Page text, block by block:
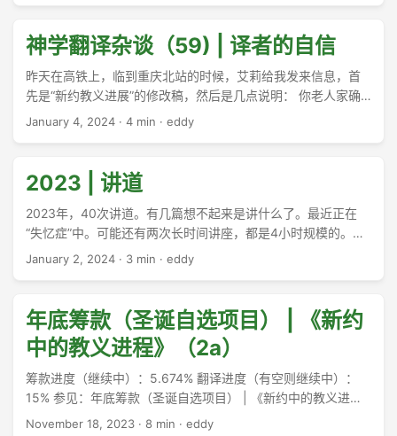
...
神学翻译杂谈（59) | 译者的自信
昨天在高铁上，临到重庆北站的时候，艾莉给我发来信息，首
先是“新约教义进展”的修改稿，然后是几点说明： 你老人家确
实是资深译者，文字行云流水，天花不乱坠。佩服…… 我的做
遗憾是，这个稿子竟然跨年了。 我对着屏幕理解了半天，回她
说，“好紧张呀。刚下火车，差点心肌梗塞。看来这是夸我呀。”
...
January 4, 2024 · 4 min · eddy
2023 | 讲道
2023年，40次讲道。有几篇想不起来是讲什么了。最近正在
“失忆症”中。可能还有两次长时间讲座，都是4小时规模的。在
不同的教会讲同一段经文，并不是为了节约时间，而是正好那
以西结 34，哥林多 1，创世纪 3。多讲几次，就“内化”了。另
一方面，我认为这些讲道对于几个相似的会众群体而言，在当
下都是切适的（除了以西结书在恩约受到一点“听不懂为什么要
讲这个题目”的反馈）。每一次的重复，也会随着情绪的不同，
有所变化吧，至少在时间上是很不相同的，对于改革宗偏好的
教会而言，因为敬拜的时间比较短，所以讲道就会占据更多的
时间。 ...
January 2, 2024 · 3 min · eddy
年底筹款（圣诞自选项目） | 《新约
中的教义进程》（2a）
筹款进度（继续中）：5.674% 翻译进度（有空则继续中）：
15% 参见：年底筹款（圣诞自选项目） | 《新约中的教义进
程》（1） 今天没有太多时间翻译了。早晨陪着Angela去打篮
November 18, 2023 · 8 min · eddy